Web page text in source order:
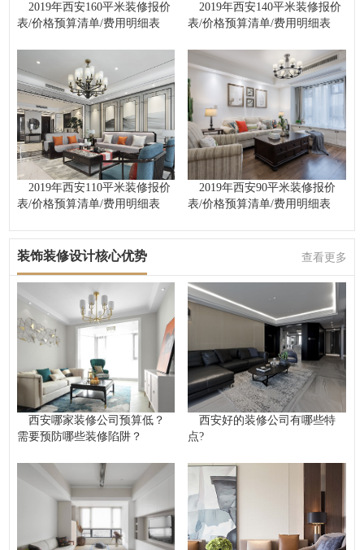
2019年西安160平米装修报价
表/价格预算清单/费用明细表
2019年西安140平米装修报价
表/价格预算清单/费用明细表
2019年西安110平米装修报价
表/价格预算清单/费用明细表
2019年西安90平米装修报价
表/价格预算清单/费用明细表
装饰装修设计核心优势 查看更多
西安哪家装修公司预算低？
需要预防哪些装修陷阱？
西安好的装修公司有哪些特
点?